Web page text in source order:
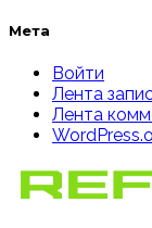
Мета
Войти
Лента
Лента